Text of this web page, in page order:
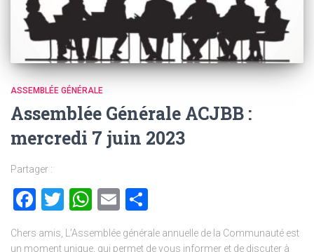
ASSEMBLÉE GÉNÉRALE
Assemblée Générale ACJBB :
mercredi 7 juin 2023
Partager :
Facebook
Twitter
WhatsApp
Email
Chers amis, L’Assemblée générale annuelle de la Communauté est
un moment unique, qui permet de vous informer et de discuter à